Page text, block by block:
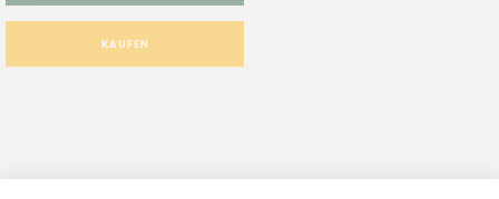
KAUFEN